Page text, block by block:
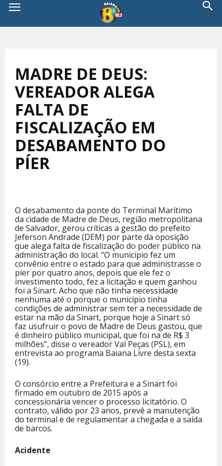
MADRE DE DEUS:
VEREADOR ALEGA
FALTA DE
FISCALIZAÇÃO EM
DESABAMENTO DO
PÍER
O desabamento da ponte do Terminal Marítimo
da cidade de Madre de Deus, região metropolitana
de Salvador, gerou críticas a gestão do prefeito
Jeferson Andrade (DEM) por parte da oposição
que alega falta de fiscalização do poder público na
administração do local. “O município fez um
convênio entre o estado para que administrasse o
píer por quatro anos, depois que ele fez o
investimento todo, fez a licitação e quem ganhou
foi a Sinart. Acho que não tinha necessidade
nenhuma até o porque o município tinha
condições de administrar sem ter a necessidade de
estar na mão da Sinart, porque hoje a Sinart só
faz usufruir o povo de Madre de Deus gastou, que
é dinheiro público municipal, que foi na de R$ 3
milhões”, disse o vereador Val Peças (PSL), em
entrevista ao programa Baiana Livre desta sexta
(19).
O consórcio entre a Prefeitura e a Sinart foi
firmado em outubro de 2015 após a
concessionária vencer o processo licitatório. O
contrato, válido por 23 anos, prevê a manutenção
do terminal e de regulamentar a chegada e a saída
de barcos.
Acidente